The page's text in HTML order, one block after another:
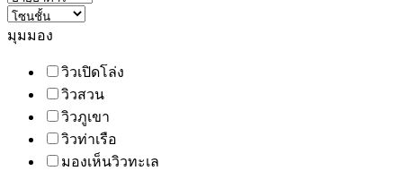
มุมมอง
วิวเปิดโล่ง
วิวสวน
วิวภูเขา
วิวท่าเรือ
มองเห็นวิวทะเล